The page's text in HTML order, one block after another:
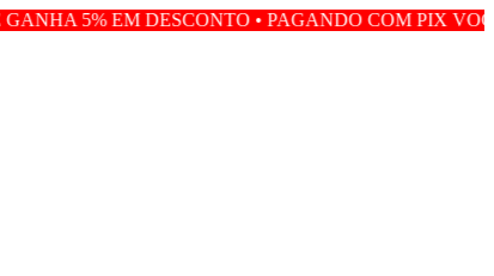
• PAGANDO COM PIX VOCÊ GANHA 5%